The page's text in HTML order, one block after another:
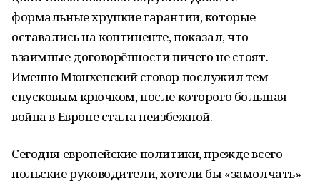
формальные хрупкие гарантии, которые
оставались на континенте, показал, что
взаимные договорённости ничего не стоят.
Именно Мюнхенский сговор послужил тем
спусковым крючком, после которого большая
война в Европе стала неизбежной.
Сегодня европейские политики, прежде всего
польские руководители, хотели бы «замолчать»